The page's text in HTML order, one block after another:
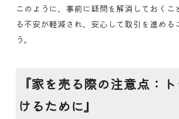
このように、事前に疑問を解消しておくこ
る不安が軽減され、安心して取引を進める
う。
『家を売る際の注意点：
けるために』